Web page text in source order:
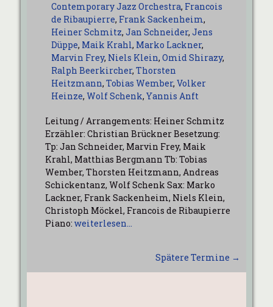
Contemporary Jazz Orchestra, Francois
de Ribaupierre, Frank Sackenheim,
Heiner Schmitz, Jan Schneider, Jens
Düppe, Maik Krahl, Marko Lackner,
Marvin Frey, Niels Klein, Omid Shirazy,
Ralph Beerkircher, Thorsten
Heitzmann, Tobias Wember, Volker
Heinze, Wolf Schenk, Yannis Anft
Leitung / Arrangements: Heiner Schmitz
Erzähler: Christian Brückner Besetzung:
Tp: Jan Schneider, Marvin Frey, Maik
Krahl, Matthias Bergmann Tb: Tobias
Wember, Thorsten Heitzmann, Andreas
Schickentanz, Wolf Schenk Sax: Marko
Lackner, Frank Sackenheim, Niels Klein,
Christoph Möckel, Francois de Ribaupierre
Piano: weiterlesen…
Spätere Termine →